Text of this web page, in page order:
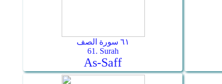
٦١ سورة الصف
61. Surah
As-Saff